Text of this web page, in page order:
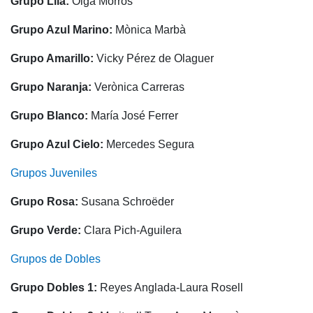
Escuela de Pádel
Campeonato Social de Pádel
Cuadros de juego
Conferencias e Inspirational Talks
Calendario de Actividades Sociales
Grupo Azul Marino: Mònica Marbà
Grupo Amarillo: Vicky Pérez de Olaguer
Grupo Naranja: Verònica Carreras
Grupo Blanco: María José Ferrer
Grupo Azul Cielo: Mercedes Segura
Grupos Juveniles
Grupo Rosa: Susana Schroëder
Grupo Verde: Clara Pich-Aguilera
Grupos de Dobles
Grupo Dobles 1: Reyes Anglada-Laura Rosell